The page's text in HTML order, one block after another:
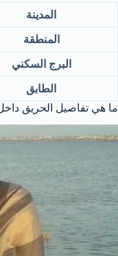
المدينة
المنطقة
البرج السكني
الطابق
ما هي تفاصيل الحريق